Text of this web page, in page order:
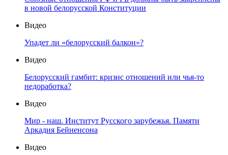
в новой белорусской Конституции
Видео
Упадет ли «белорусский балкон»?
Видео
Белорусский гамбит: кризис отношений или чья-то
недоработка?
Видео
Мир - наш. Институт Русского зарубежья. Памяти
Аркадия Бейненсона
Видео